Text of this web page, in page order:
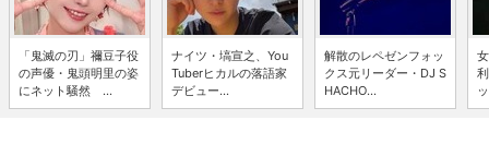
「鬼滅の刃」禰豆子役
の声優・鬼頭明里の姿
にネット騒然 ...
ナイツ・塙宣之、You
Tuberヒカルの落語家
デビュー...
解散のレペゼンフォッ
クス元リーダー・DJ S
HACHO...